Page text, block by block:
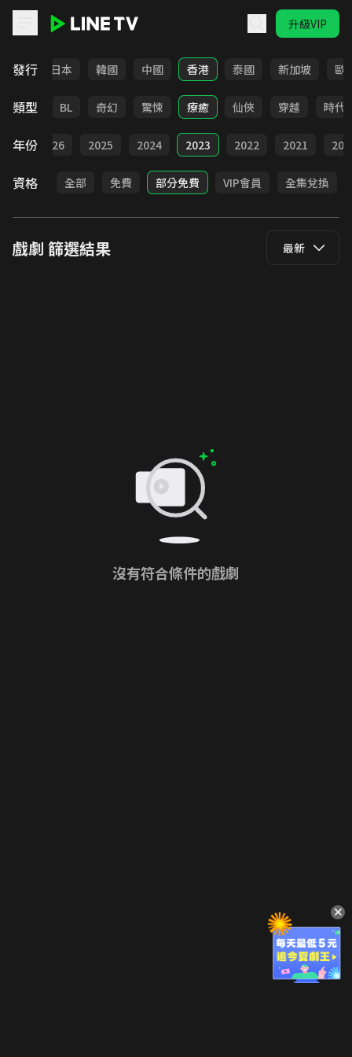
升級VIP
發行
台灣 日本 韓國 中國 香港 泰國 新加坡 歐
類型
勵志 BL 奇幻 驚悚 療癒 仙俠 穿越 時代
年份
部 2026 2025 2024 2023 2022 2021
資格 全部 免費 部分免費 VIP會員 全集兌換
戲劇 篩選結果 最新
沒有符合條件的戲劇